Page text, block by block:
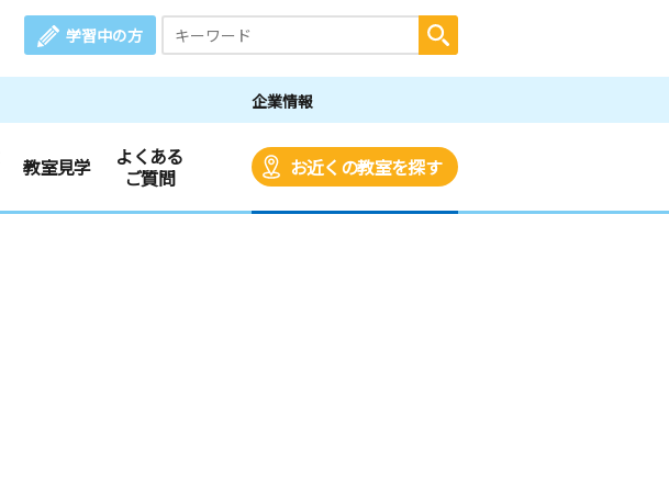
学習中の方
企業情報
教室見学
よくある
ご質問
お近くの教室を探す